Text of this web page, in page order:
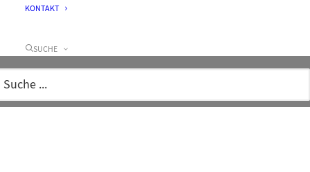
KONTAKT
SUCHE
Familienfest 2019